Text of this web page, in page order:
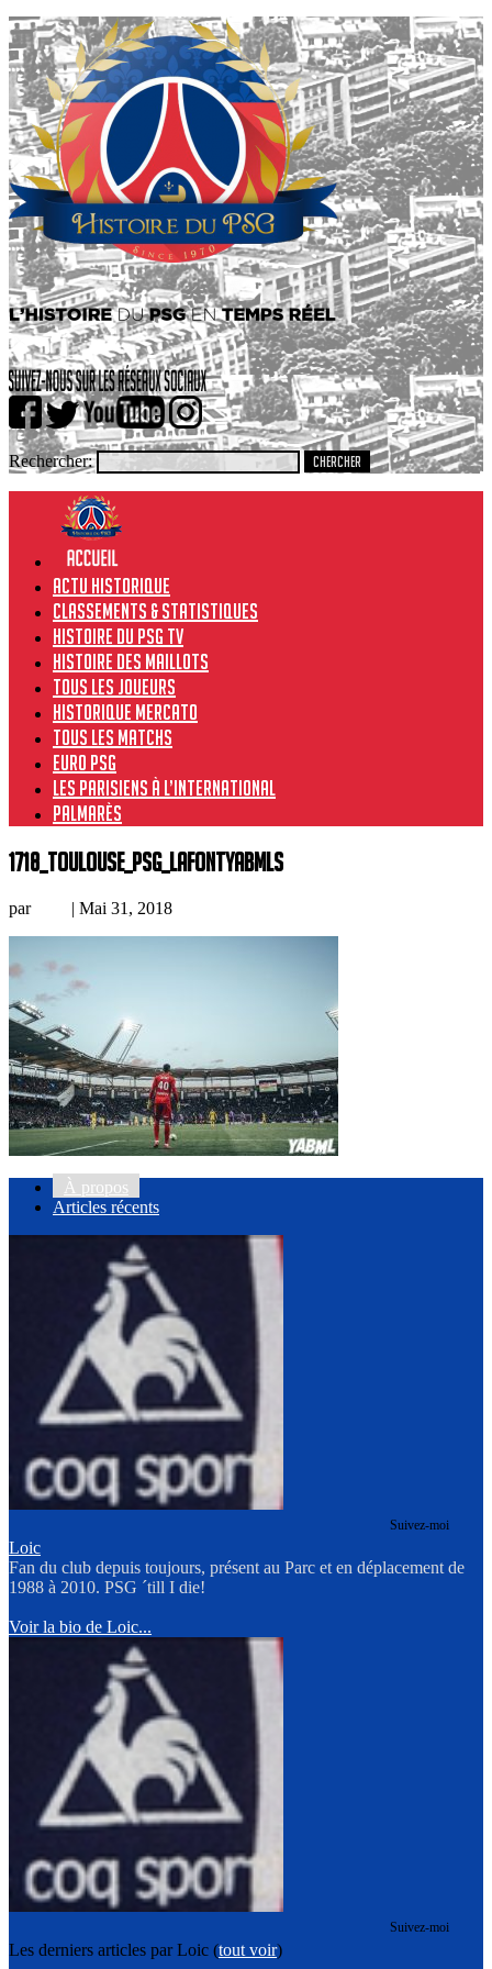
Rechercher:
Actu historique
Classements & Statistiques
Histoire du PSG TV
Histoire des maillots
Tous les joueurs
Historique Mercato
Tous les matchs
Euro PSG
Les Parisiens à l’international
Palmarès
1718_Toulouse_PSG_LafontYABMLs
par | Mai 31, 2018
À propos
Articles récents
Suivez-moi
Loic
Fan du club depuis toujours, présent au Parc et en déplacement de
1988 à 2010. PSG ´till I die!
Voir la bio de Loic...
Suivez-moi
Les derniers articles par Loic (tout voir)